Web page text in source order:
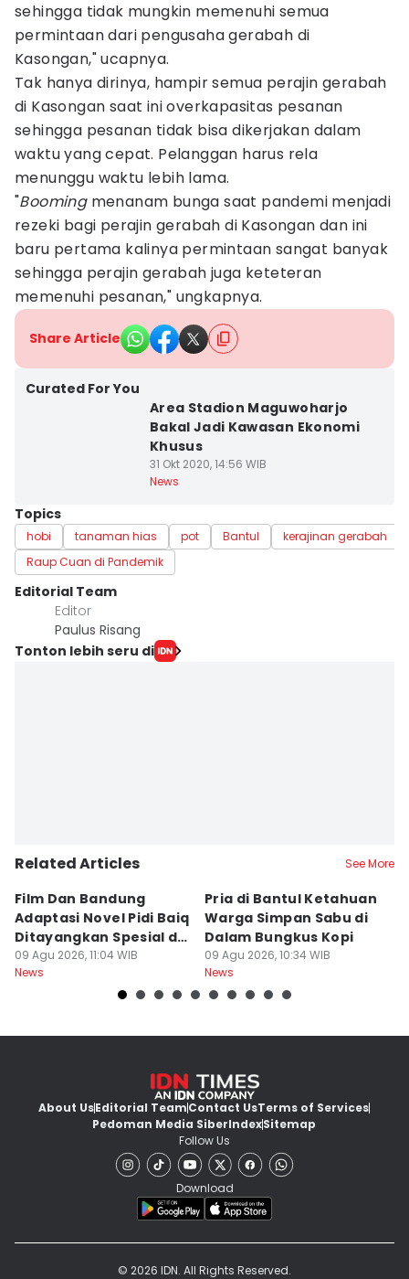
sehingga tidak mungkin memenuhi semua
permintaan dari pengusaha gerabah di
Kasongan," ucapnya.
Tak hanya dirinya, hampir semua perajin gerabah
di Kasongan saat ini overkapasitas pesanan
sehingga pesanan tidak bisa dikerjakan dalam
waktu yang cepat. Pelanggan harus rela
menunggu waktu lebih lama.
"Boomingmenanam bunga saat pandemi menjadi
rezeki bagi perajin gerabah di Kasongan dan ini
baru pertama kalinya permintaan sangat banyak
sehingga perajin gerabah juga keteteran
memenuhi pesanan," ungkapnya.‎
Share Article
Curated For You
Area Stadion Maguwoharjo
Bakal Jadi Kawasan Ekonomi
Khusus
31 Okt 2020, 14:56 WIB
News
Topics
hobi tanaman hias pot Bantul
kerajinan gerabah
Raup Cuan di Pandemik
Editorial Team
Editor
Paulus Risang
Tonton lebih seru di
Related Articles See More
Film Dan Bandung
Adaptasi Novel Pidi Baiq
Ditayangkan Spesial di
Jogja
09 Agu 2026, 11:04 WIB
News
Pria di Bantul Ketahuan
Warga Simpan Sabu di
Dalam Bungkus Kopi
09 Agu 2026, 10:34 WIB
News
About UsEditorial TeamContact UsTerms of Services
Pedoman Media SiberIndexSitemap
Follow Us
Download
© 2026 IDN. All Rights Reserved.